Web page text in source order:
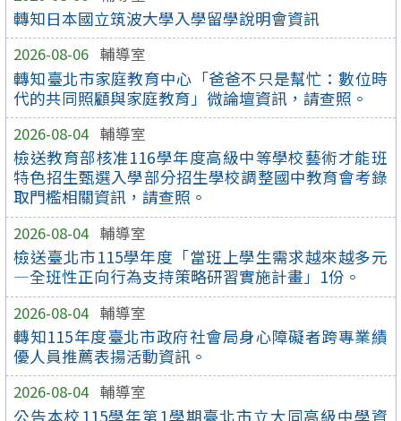
轉知日本國立筑波大學入學留學說明會資訊
2026-08-06 輔導室
轉知臺北市家庭教育中心「爸爸不只是幫忙：數位時
代的共同照顧與家庭教育」微論壇資訊，請查照。
2026-08-04 輔導室
檢送教育部核准116學年度高級中等學校藝術才能班
特色招生甄選入學部分招生學校調整國中教育會考錄
取門檻相關資訊，請查照。
2026-08-04 輔導室
檢送臺北市115學年度「當班上學生需求越來越多元
—全班性正向行為支持策略研習實施計畫」1份。
2026-08-04 輔導室
轉知115年度臺北市政府社會局身心障礙者跨專業績
優人員推薦表揚活動資訊。
2026-08-04 輔導室
公告本校115學年第1學期臺北市立大同高級中學資